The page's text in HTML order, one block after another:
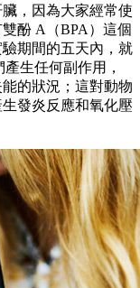
，因為大家經常使
酚 A（BPA）這個
期間的五天內，就
生任何副作用，
的狀況；這對動物
發炎反應和氧化壓